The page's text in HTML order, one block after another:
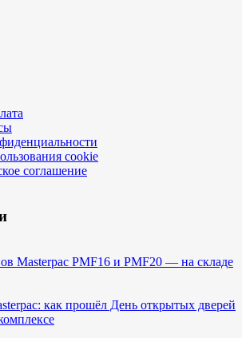
cookie
соглашение
Masterpac PMF16 и PMF20 — на складе
как прошёл День открытых дверей